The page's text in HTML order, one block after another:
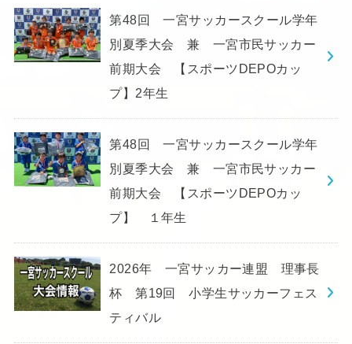
第48回 一宮サッカースクール学年
別夏季大会 兼 一宮市民サッカー
前期大会 【スポーツDEPOカッ
プ】2年生
第48回 一宮サッカースクール学年
別夏季大会 兼 一宮市民サッカー
前期大会 【スポーツDEPOカッ
プ】 １年生
2026年 一宮サッカー連盟 理事長
杯 第19回 小学生サッカーフェス
ティバル